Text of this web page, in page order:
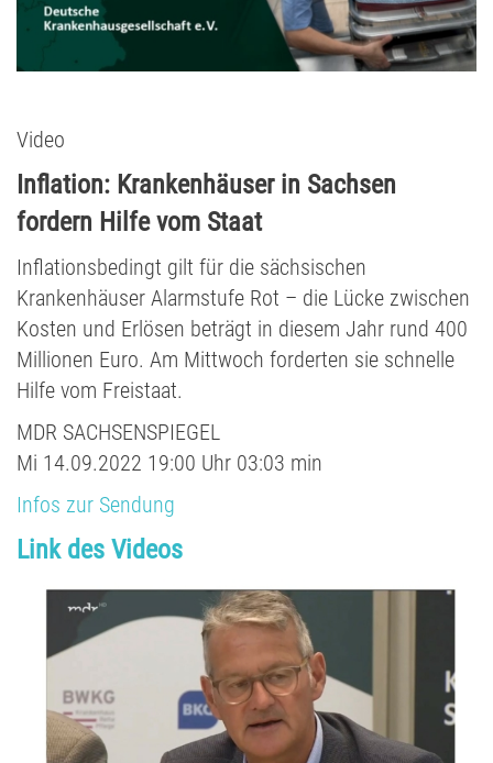
Video
Inflation: Krankenhäuser in Sachsen
fordern Hilfe vom Staat
Inflationsbedingt gilt für die sächsischen
Krankenhäuser Alarmstufe Rot – die Lücke zwischen
Kosten und Erlösen beträgt in diesem Jahr rund 400
Millionen Euro. Am Mittwoch forderten sie schnelle
Hilfe vom Freistaat.
MDR SACHSENSPIEGEL
Mi 14.09.2022 19:00 Uhr 03:03 min
Infos zur Sendung
Link des Videos